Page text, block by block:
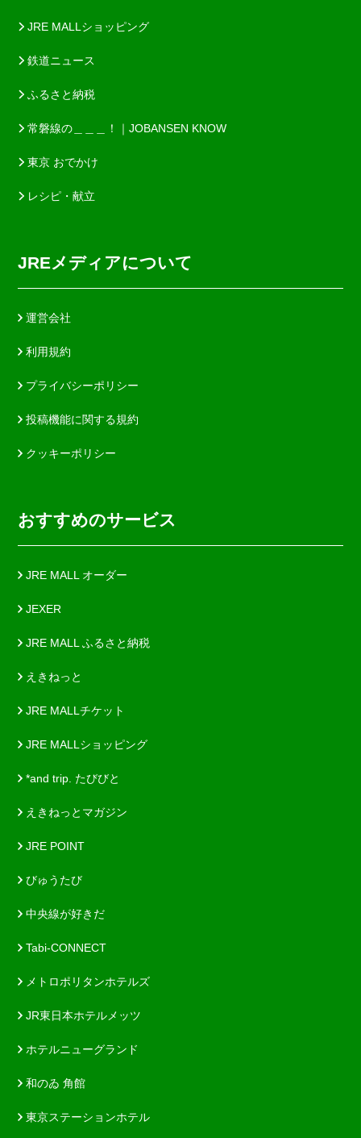
JRE MALLショッピング
鉄道ニュース
ふるさと納税
常磐線の＿＿＿！｜JOBANSEN KNOW
東京 おでかけ
レシピ・献立
JREメディアについて
運営会社
利用規約
プライバシーポリシー
投稿機能に関する規約
クッキーポリシー
おすすめのサービス
JRE MALL オーダー
JEXER
JRE MALL ふるさと納税
えきねっと
JRE MALLチケット
JRE MALLショッピング
*and trip. たびびと
えきねっとマガジン
JRE POINT
びゅうたび
中央線が好きだ
Tabi-CONNECT
メトロポリタンホテルズ
JR東日本ホテルメッツ
ホテルニューグランド
和のゐ 角館
東京ステーションホテル